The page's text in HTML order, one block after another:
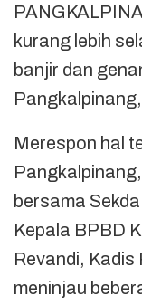
kurang lebih
banjir dan
Merespon hal
bersama
Kepala BPBD
Revandi,
meninjau